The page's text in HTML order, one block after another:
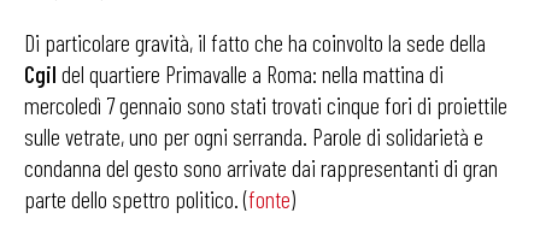
Di particolare gravità, il fatto che ha coinvolto la sede della
Cgil del quartiere Primavalle a Roma: nella mattina di
mercoledì 7 gennaio sono stati trovati cinque fori di proiettile
sulle vetrate, uno per ogni serranda. Parole di solidarietà e
condanna del gesto sono arrivate dai rappresentanti di gran
parte dello spettro politico. (fonte)